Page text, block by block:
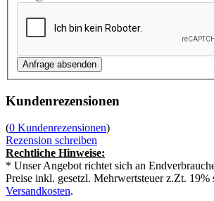
Kundenrezensionen
(0 Kundenrezensionen)
Rezension schreiben
Rechtliche Hinweise:
* Unser Angebot richtet sich an
Preise inkl. gesetzl. Mehrwertsteuer z.Zt. 19%
Versandkosten.